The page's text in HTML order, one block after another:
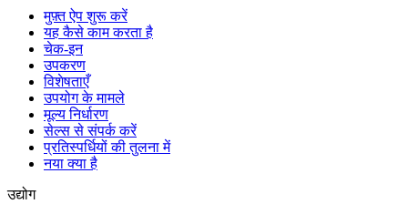
मुफ़्त ऐप शुरू करें
यह कैसे काम करता है
चेक-इन
उपकरण
विशेषताएँ
उपयोग के मामले
मूल्य निर्धारण
सेल्स से संपर्क करें
प्रतिस्पर्धियों की तुलना में
नया क्या है
उद्योग